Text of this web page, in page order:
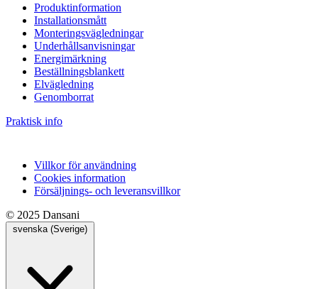
Produktinformation
Installationsmått
Monteringsvägledningar
Underhållsanvisningar
Energimärkning
Beställningsblankett
Elvägledning
Genomborrat
Praktisk info
Villkor för användning
Cookies information
Försäljnings- och leveransvillkor
© 2025 Dansani
svenska (Sverige)